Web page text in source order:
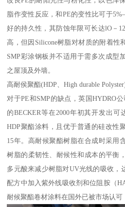
脂作变性反应，和PE的变性比可于
好的持久性，其防蚀年限可长达lO－
高，但因Silicone树脂对材质的附着性
SMP彩涂钢板并不适用于需多次成型
之屋顶及外墙。
高耐侯聚酯(HDP、High durable
对于PE和SMP的缺点，英国HYDRO
的BECKER等在2000年初其开发出可
HDP聚酯涂料，且优于普通的硅改性
15年。高耐候聚酯树脂在合成时采用
树脂的柔韧性、耐候性和成本的平衡
多元酸来减少树脂对UV光线的吸收，
配方中加入紫外线吸收剂和位阻胺（
耐候聚酯卷材涂料在国外已被市场认可